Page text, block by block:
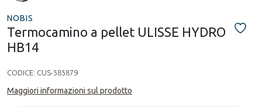
NOBIS
Termocamino a pellet ULISSE HYDRO
HB14
CODICE: CUS-585879
Maggiori informazioni sul prodotto